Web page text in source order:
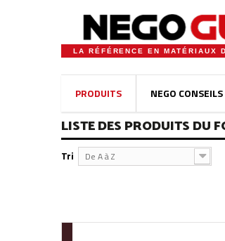
LA RÉFÉRENCE EN MATÉRIAUX
PRODUITS NEGO CONSEILS
LISTE DES PRODUITS DU
Tri De A à Z